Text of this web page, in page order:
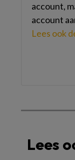
account,
account
Lees ook
Lees